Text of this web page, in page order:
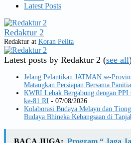
Latest Posts
Redaktur 2
Redaktur at Koran Pelita
Latest posts by Redaktur 2 (see all
Jelang Pelantikan JATMAN se-
Matangkan Persiapan Bersama Panitia
KWRI Lebak Bergabung dengan
ke-81 RI - 07/08/2026
Kolaborasi Budaya Melayu dan
Budaya Bhineka Kebangsaan di
BACA JUGA: Program “ Jaga